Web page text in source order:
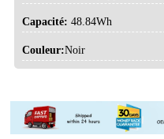
Capacité: 48.84Wh
Couleur:Noir